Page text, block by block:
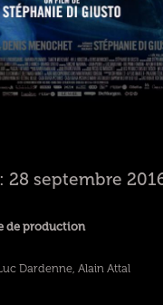
28 septembre
de production
Dardenne, Alain Attal